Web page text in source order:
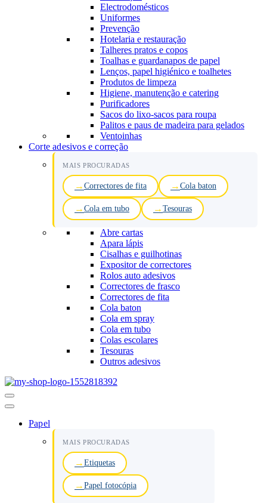
Electrodomésticos
Uniformes
Prevenção
Hotelaria e restauração
Talheres pratos e copos
Toalhas e guardanapos de papel
Lenços, papel higiénico e toalhetes
Produtos de limpeza
Higiene, manutenção e catering
Purificadores
Sacos do lixo-sacos para roupa
Palitos e paus de madeira para gelados
Ventoinhas
Corte adesivos e correção
MAIS PROCURADAS
Correctores de fita Cola baton
Cola em tubo Tesouras
Abre cartas
Apara lápis
Cisalhas e guilhotinas
Expositor de correctores
Rolos auto adesivos
Correctores de frasco
Correctores de fita
Cola baton
Cola em spray
Cola em tubo
Colas escolares
Tesouras
Outros adesivos
Menu
de
Papel
MAIS PROCURADAS
Etiquetas
Papel fotocópia